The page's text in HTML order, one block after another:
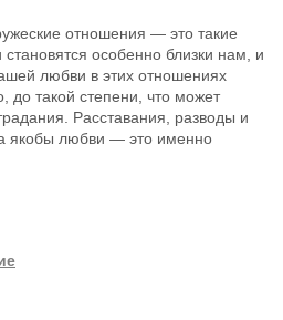
отношения — это такие
особенно близки нам, и
любви в этих отношениях
до такой степени, что может
Расставания, разводы и
якобы любви — это именно